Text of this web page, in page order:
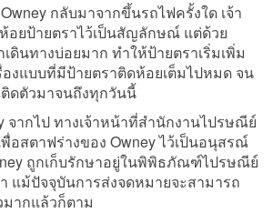
กลับมาจากขึ้นรถไฟครั้งใด เจ้า
ยป้ายตราไว้เป็นสัญลักษณ์ แต่ด้วย
ดินทางบ่อยมาก ทำให้ป้ายตราเริ่มเพิ่ม
งแบบที่มีป้ายตราติดห้อยเต็มไปหมด จน
ดตัวมาจนถึงทุกวันนี้
จากไป ทางเจ้าหน้าที่สำนักงานไปรษณีย์
อสตาฟร่างของ Owney ไว้เป็นอนุสรณ์
ถูกเก็บรักษาอยู่ในพิพิธภัณฑ์ไปรษณีย์
แม้ปัจจุบันการส่งจดหมายจะสามารถ
มากแล้วก็ตาม